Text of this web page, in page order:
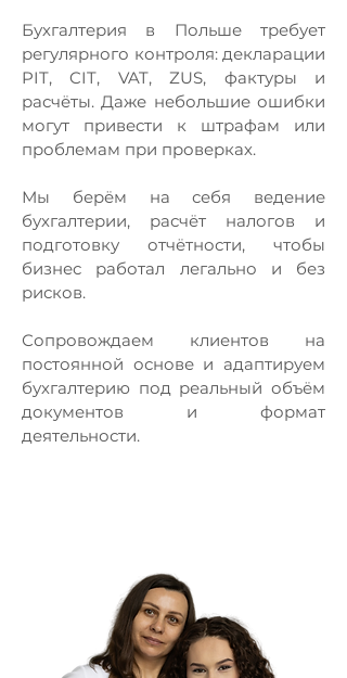
Бухгалтерия в Польше требует
регулярного контроля: декларации
PIT, CIT, VAT, ZUS, фактуры и
расчёты. Даже небольшие ошибки
могут привести к штрафам или
проблемам при проверках.
Мы берём на себя ведение
бухгалтерии, расчёт налогов и
подготовку отчётности, чтобы
бизнес работал легально и без
рисков.
Сопровождаем клиентов на
постоянной основе и адаптируем
бухгалтерию под реальный объём
документов и формат
деятельности.